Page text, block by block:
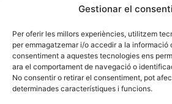
Gestionar el
Per oferir les millors experiències, utilitzem
per emmagatzemar i/o accedir a la informació
consentiment a aquestes tecnologies ens
ara el comportament de navegació o
No consentir o retirar el consentiment, pot
determinades característiques i funcions.
Subscriu-te a la